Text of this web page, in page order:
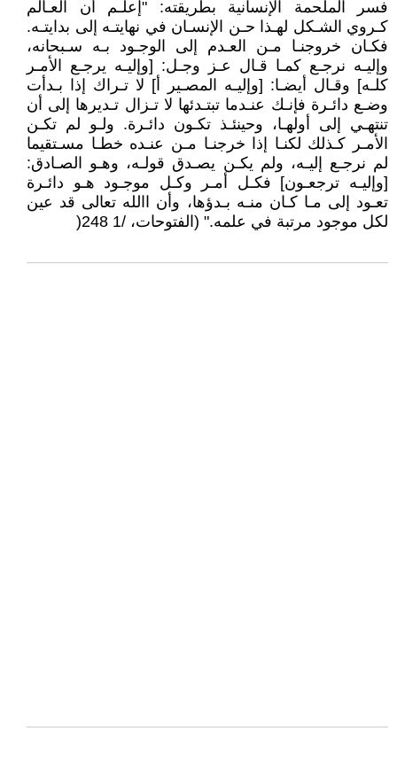
فسر الملحمة الإنسانية بطريقته: "إعلـم أن العـالم
كـروي الشـكل لهـذا حـن الإنسـان في نهايتـه إلى بدايتـه.
فكـان خروجنـا مـن العـدم إلى الوجـود بـه سـبحانه،
وإليـه نرجـع كمـا قـال عـز وجـل: [وإليـه يرجـع الأمـر
كلـه] وقـال أيضـا: [وإليـه المصـير أ] لا تـراك إذا بـدأت
وضـع دائـرة فإنـك عنـدما تبتـدئها لا تـزال تـديرها إلى أن
تنتهـي إلى أولهـا، وحينئـذ تكـون دائـرة. ولـو لم تكـن
الأمـر كـذلك لكنـا إذا خرجنـا مـن عنـده خطـا مسـتقيما
لم نرجـع إليـه، ولم يكـن يصـدق قولـه، وهـو الصـادق:
[وإليـه ترجعـون] فكـل أمـر وكـل موجـود هـو دائـرة
تعـود إلى مـا كـان منـه بـدؤها، وأن االله تعالى قد عين
لكل موجود مرتبة في علمه." (الفتوحات، /1 248(